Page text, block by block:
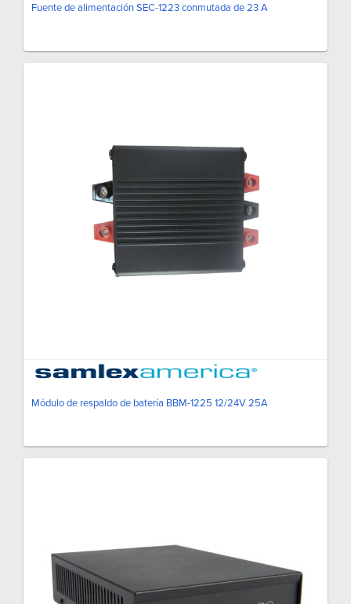
Fuente de alimentación SEC-1223 conmutada de 23 A
Módulo de respaldo de batería BBM-1225 12/24V 25A